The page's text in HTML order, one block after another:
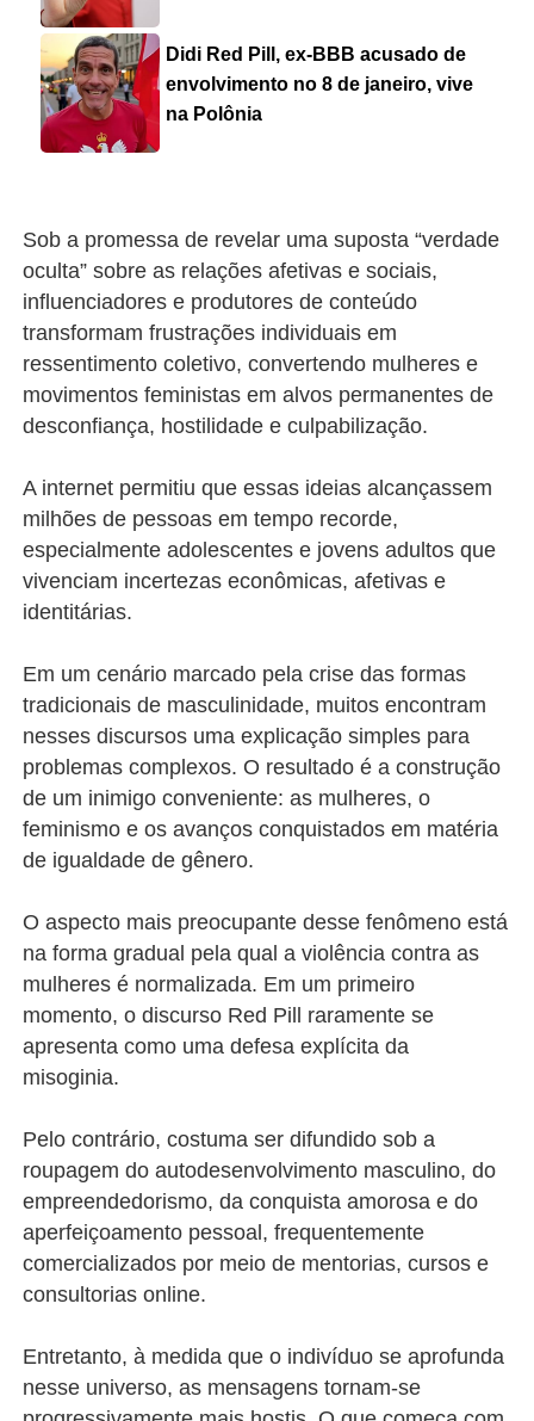
Didi Red Pill, ex-BBB acusado de
envolvimento no 8 de janeiro, vive
na Polônia
Sob a promessa de revelar uma suposta “verdade
oculta” sobre as relações afetivas e sociais,
influenciadores e produtores de conteúdo
transformam frustrações individuais em
ressentimento coletivo, convertendo mulheres e
movimentos feministas em alvos permanentes de
desconfiança, hostilidade e culpabilização.
A internet permitiu que essas ideias alcançassem
milhões de pessoas em tempo recorde,
especialmente adolescentes e jovens adultos que
vivenciam incertezas econômicas, afetivas e
identitárias.
Em um cenário marcado pela crise das formas
tradicionais de masculinidade, muitos encontram
nesses discursos uma explicação simples para
problemas complexos. O resultado é a construção
de um inimigo conveniente: as mulheres, o
feminismo e os avanços conquistados em matéria
de igualdade de gênero.
O aspecto mais preocupante desse fenômeno está
na forma gradual pela qual a violência contra as
mulheres é normalizada. Em um primeiro
momento, o discurso Red Pill raramente se
apresenta como uma defesa explícita da
misoginia.
Pelo contrário, costuma ser difundido sob a
roupagem do autodesenvolvimento masculino, do
empreendedorismo, da conquista amorosa e do
aperfeiçoamento pessoal, frequentemente
comercializados por meio de mentorias, cursos e
consultorias online.
Entretanto, à medida que o indivíduo se aprofunda
nesse universo, as mensagens tornam-se